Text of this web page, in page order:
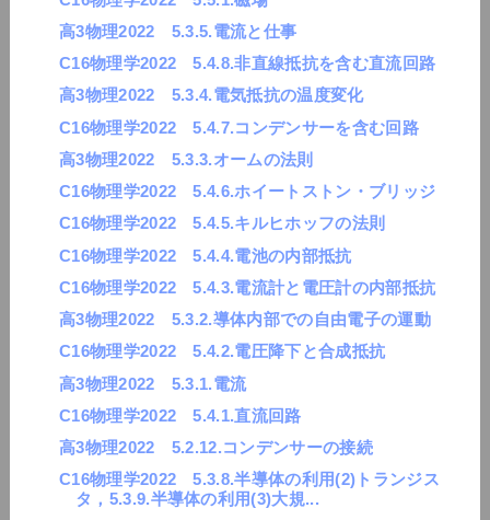
高3物理2022 5.3.5.電流と仕事
C16物理学2022 5.4.8.非直線抵抗を含む直流回路
高3物理2022 5.3.4.電気抵抗の温度変化
C16物理学2022 5.4.7.コンデンサーを含む回路
高3物理2022 5.3.3.オームの法則
C16物理学2022 5.4.6.ホイートストン・ブリッジ
C16物理学2022 5.4.5.キルヒホッフの法則
C16物理学2022 5.4.4.電池の内部抵抗
C16物理学2022 5.4.3.電流計と電圧計の内部抵抗
高3物理2022 5.3.2.導体内部での自由電子の運動
C16物理学2022 5.4.2.電圧降下と合成抵抗
高3物理2022 5.3.1.電流
C16物理学2022 5.4.1.直流回路
高3物理2022 5.2.12.コンデンサーの接続
C16物理学2022 5.3.8.半導体の利用(2)トランジス
タ，5.3.9.半導体の利用(3)大規...